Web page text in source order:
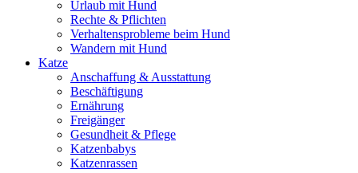
Urlaub mit Hund
Rechte & Pflichten
Verhaltensprobleme beim Hund
Wandern mit Hund
Katze
Anschaffung & Ausstattung
Beschäftigung
Ernährung
Freigänger
Gesundheit & Pflege
Katzenbabys
Katzenrassen